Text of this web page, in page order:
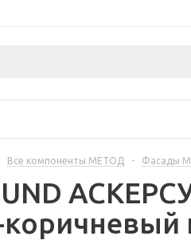
Все компоненты МЕТОД - Фасады